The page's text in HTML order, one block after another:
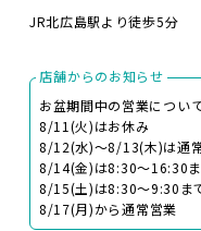
JR北広島駅より徒歩5分
店舗からのお知らせ
お盆期間中の営業につい
8/11(火)はお休み
8/12(水)～8/13(木)は通
8/14(金)は8:30～16:30
8/15(土)は8:30～9:30ま
8/17(月)から通常営業